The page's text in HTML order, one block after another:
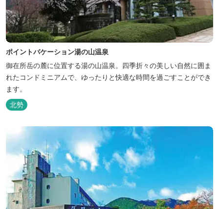
ポイントバケーション湯の山温泉
御在所岳の麓に位置する湯の山温泉。四季折々の美しい自然に囲ま
れたコンドミニアムで、ゆったりと快適な時間を過ごすことができ
ます。
北勢